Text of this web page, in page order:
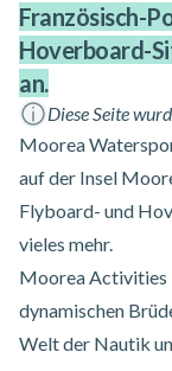
Französisch-
Hoverboard-
an.
Diese Seite
Moorea
auf der Insel
Flyboard- und
vieles mehr.
Moorea Activities
dynamischen
Welt der Nautik